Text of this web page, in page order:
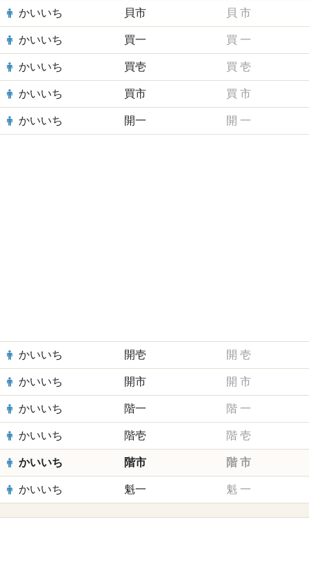
かいいち 貝市 貝 市
かいいち 買一 買 一
かいいち 買壱 買 壱
かいいち 買市 買 市
かいいち 開一 開 一
かいいち 開壱 開 壱
かいいち 開市 開 市
かいいち 階一 階 一
かいいち 階壱 階 壱
かいいち 階市 階 市
かいいち 魁一 魁 一